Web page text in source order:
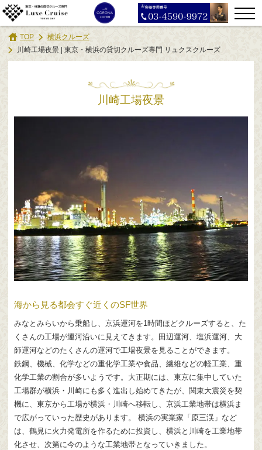
TOP
横浜クルーズ
川崎工場夜景 | 東京・横浜の貸切クルーズ専門 リュクスクルーズ
川崎工場夜景
海から見る都会すぐ近くのSF世界
みなとみらいから乗船し、京浜運河を1時間ほどクルーズすると、た
くさんの工場が運河沿いに見えてきます。田辺運河、塩浜運河、大
師運河などのたくさんの運河で工場夜景を見ることができます。
鉄鋼、機械、化学などの重化学工業や食品、繊維などの軽工業、重
化学工業の割合が多いようです。大正期には、東京に集中していた
工場群が横浜・川崎にも多く進出し始めてきたが、関東大震災を契
機に、東京から工場が横浜・川崎へ移転し、京浜工業地帯は横浜ま
で広がっていった歴史があります。 横浜の実業家「原三渓」など
は、鶴見に火力発電所を作るために投資し、横浜と川崎を工業地帯
化させ、次第に今のような工業地帯となっていきました。